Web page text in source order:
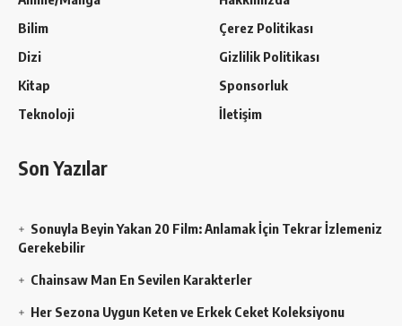
Bilim
Dizi
Kitap
Teknoloji
Çerez Politikası
Gizlilik Politikası
Sponsorluk
İletişim
Son Yazılar
Sonuyla Beyin Yakan 20 Film: Anlamak İçin Tekrar İzlemeniz
Gerekebilir
Chainsaw Man En Sevilen Karakterler
Her Sezona Uygun Keten ve Erkek Ceket Koleksiyonu